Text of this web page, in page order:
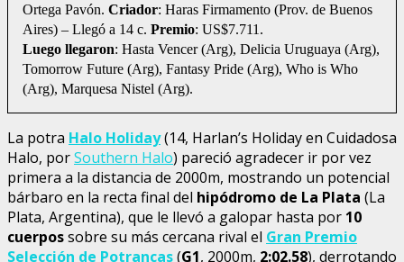
Ortega Pavón. Criador: Haras Firmamento (Prov. de Buenos
Aires) – Llegó a 14 c. Premio: US$7.711.
Luego llegaron: Hasta Vencer (Arg), Delicia Uruguaya (Arg),
Tomorrow Future (Arg), Fantasy Pride (Arg), Who is Who
(Arg), Marquesa Nistel (Arg).
La potra Halo Holiday(14, Harlan’s Holiday en Cuidadosa
Halo, porSouthern Halo) pareció agradecer ir por vez
primera a la distancia de 2000m, mostrando un potencial
bárbaro en la recta final del hipódromo de La Plata (La
Plata, Argentina), que le llevó a galopar hasta por 10
cuerpossobre su más cercana rival el Gran Premio
Selección de Potrancas(G1, 2000m, 2:02.58), derrotando